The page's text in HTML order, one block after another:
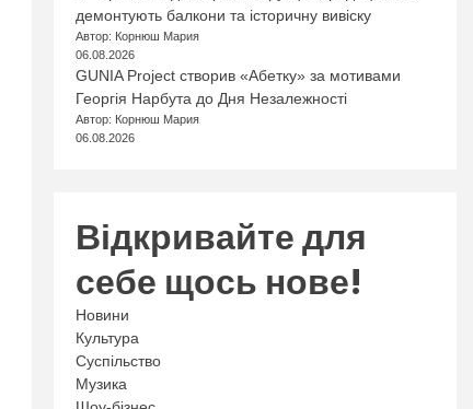
демонтують балкони та історичну вивіску
Автор: Корнюш Мария
06.08.2026
GUNIA Project створив «Абетку» за мотивами
Георгія Нарбута до Дня Незалежності
Автор: Корнюш Мария
06.08.2026
Відкривайте для
себе щось нове!
Новини
Культура
Суспільство
Музика